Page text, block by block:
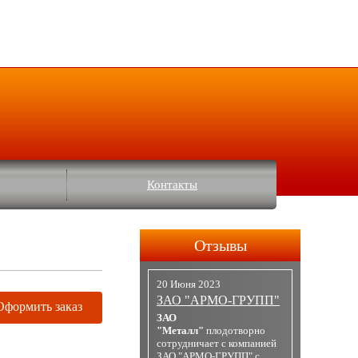
Контакты
заказ
Отзывы
20 Июня 2023
ЗАО "АРМО-ГРУПП"
ЗАО
"Металл" плодотворно
сотрудничает с компанией